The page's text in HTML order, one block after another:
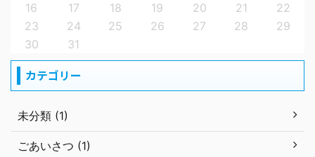
16
17 18 19 20 21
22
23
24 25 26 27 28
29
30
31
カテゴリー
未分類 (1)
ごあいさつ (1)